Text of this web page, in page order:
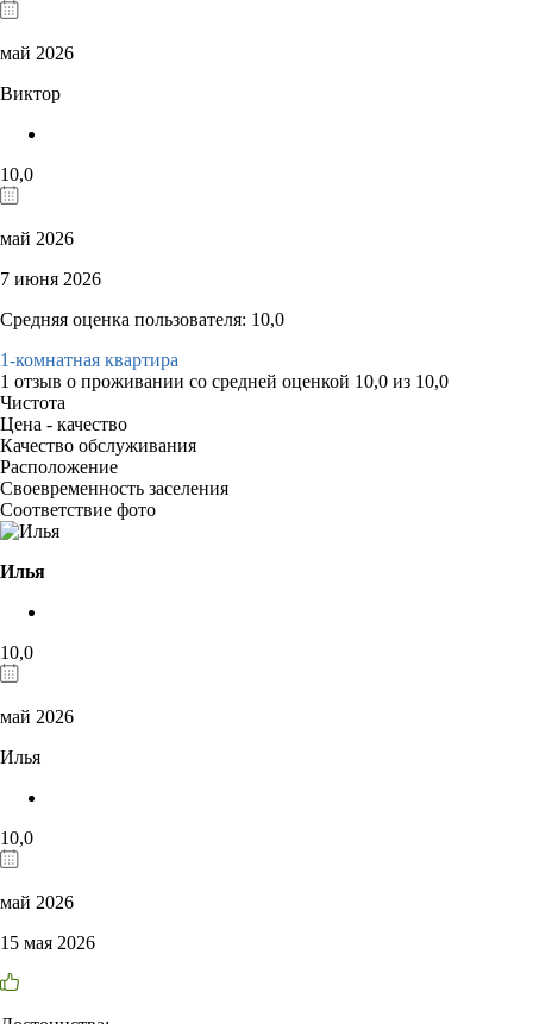
май 2026
Виктор
10,0
май 2026
7 июня 2026
Средняя оценка пользователя: 10,0
1-комнатная квартира
1 отзыв о проживании со средней оценкой 10,0 из 10,0
Чистота
Цена - качество
Качество обслуживания
Расположение
Своевременность заселения
Соответствие фото
Илья
10,0
май 2026
Илья
10,0
май 2026
15 мая 2026